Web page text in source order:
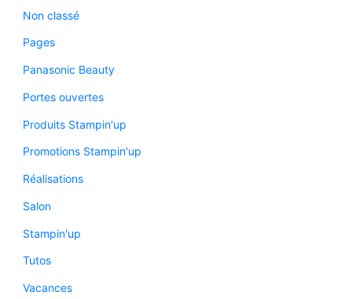
Non classé
Pages
Panasonic Beauty
Portes ouvertes
Produits Stampin'up
Promotions Stampin'up
Réalisations
Salon
Stampin'up
Tutos
Vacances